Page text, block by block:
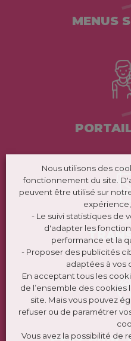
MENUS
Nous utilisons des
fonctionnement du site.
peuvent être utilisé sur
- Le suivi statistiques de
d'adapter les
performance et la
- Proposer des publicités
adaptées à vos
En acceptant tous les
de l’ensemble des cookies
site. Mais vous pouvez
refuser ou de paramétrer
Vous avez la possibilité de